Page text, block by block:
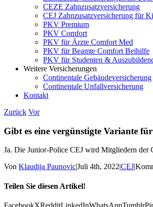
CEZE Zahnzusatzversicherung
CEJ Zahnzusatzversicherung für
PKV Premium
PKV Comfort
PKV für Ärzte Comfort Med
PKV für Beamte Comfort Beihilfe
PKV für Studenten &
Weitere Versicherungen
Continentale Gebäudeversicherung
Continentale Unfallversicherung
Kontakt
Zurück Vor
Gibt es eine vergünstigte Variante
Ja. Die Junior-Police CEJ wird Mitgliedern der
Von Klaudija Paunovic|Juli 4th, 2022|CEJ|
Teilen Sie diesen Artikel!
FacebookXRedditLinkedInWhatsAppTumblr